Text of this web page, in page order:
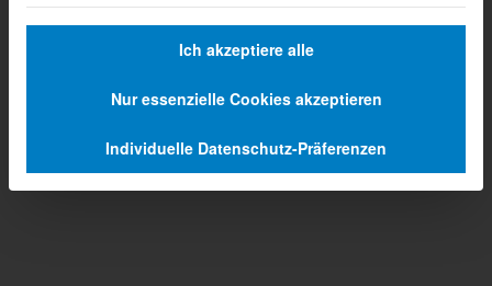
Ich akzeptiere alle
Nur essenzielle Cookies akzeptieren
Individuelle Datenschutz-Präferenzen